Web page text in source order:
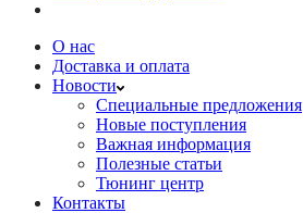
О нас
Доставка и оплата
Новости
Специальные предложения
Новые поступления
Важная информация
Полезные статьи
Тюнинг центр
Контакты